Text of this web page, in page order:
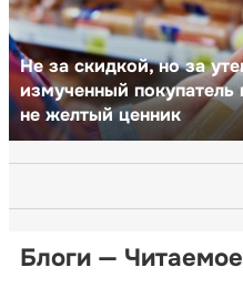
Не за скидкой, но за
измученный
не желтый ценник
Блоги — Читаемое